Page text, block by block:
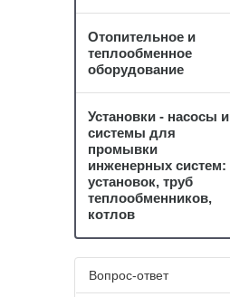
Отопительное и
теплообменное
оборудование
Установки - насосы и
системы для
промывки
инженерных систем:
установок, труб
теплообменников,
котлов
Вопрос-ответ